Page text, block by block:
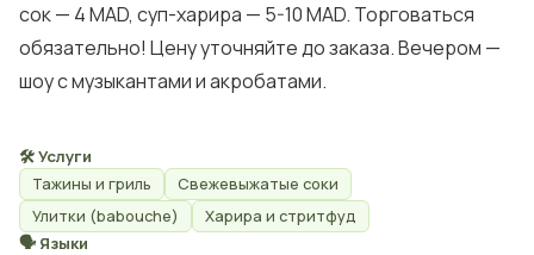
сок — 4 MAD, суп-харира — 5-10 MAD. Торговаться
обязательно! Цену уточняйте до заказа. Вечером —
шоу с музыкантами и акробатами.
🛠 Услуги
Тажины и гриль
Свежевыжатые соки
Улитки (babouche)
Харира и стритфуд
🗣 Языки